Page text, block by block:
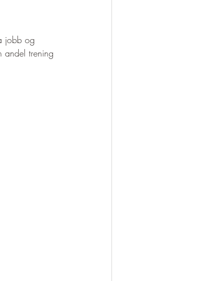
jobb og
andel trening